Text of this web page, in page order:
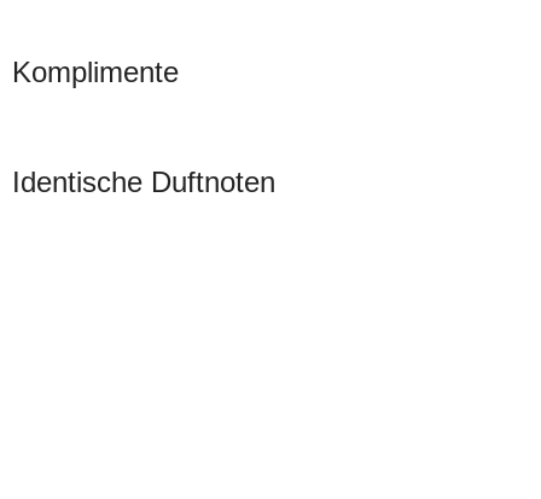
Komplimente
Identische Duftnoten